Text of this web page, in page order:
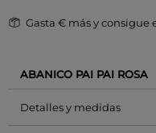
Gasta € más y consigue
ABANICO PAI PAI ROSA
Detalles y medidas